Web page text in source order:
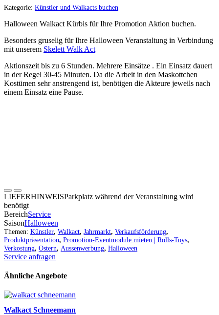
Kategorie: Künstler und Walkacts buchen
Halloween Walkact Kürbis für Ihre Promotion Aktion buchen.
Besonders gruselig für Ihre Halloween Veranstaltung in Verbindung
mit unserem Skelett Walk Act
Aktionszeit bis zu 6 Stunden. Mehrere Einsätze . Ein Einsatz dauert
in der Regel 30-45 Minuten. Da die Arbeit in den Maskottchen
Kostümen sehr anstrengend ist, benötigen die Akteure jeweils nach
einem Einsatz eine Pause.
LIEFERHINWEISParkplatz während der Veranstaltung wird
benötigt
BereichService
SaisonHalloween
Themen: Künstler, Walkact, Jahrmarkt, Verkaufsförderung,
Produktpräsentation, Promotion-Eventmodule mieten | Rolls-Toys,
Verkostung, Ostern, Aussenwerbung, Halloween
Service anfragen
Ähnliche Angebote
Walkact Schneemann